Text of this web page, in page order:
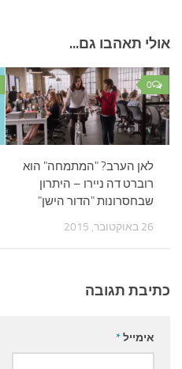
אולי תאהבו גם...
0
לאן הערב? "המתמחה" הוא
רוברט דה ניירו – היתרון
שבחסרונות "הדור הישן"
26 באוקטובר, 2015
כתיבת תגובה
אימייל*